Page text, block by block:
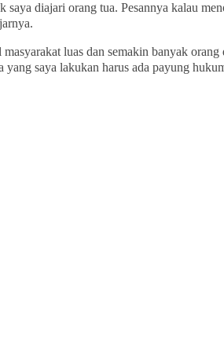
diajari orang tua. Pesannya kalau
luas dan semakin banyak
saya lakukan harus ada payung